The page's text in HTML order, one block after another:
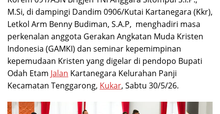
M.Si, di dampingi Dandim 0906/Kutai Kartanegara (Kkr),
Letkol Arm Benny Budiman, S.A.P, menghadiri masa
perkenalan anggota Gerakan Angkatan Muda Kristen
Indonesia (GAMKI) dan seminar kepemimpinan
kepemudaan Kristen yang digelar di pendopo Bupati
Odah Etam Jalan Kartanegara Kelurahan Panji
Kecamatan Tenggarong, Kukar, Sabtu 30/5/26.